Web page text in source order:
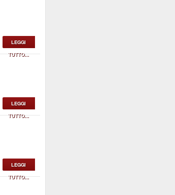
LEGGI
TUTTO...
LEGGI
TUTTO...
LEGGI
TUTTO...